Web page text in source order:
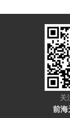
关
前海